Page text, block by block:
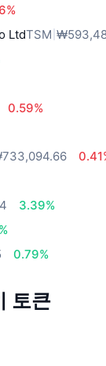
LtdTSM
0.59%
3.39%
0.79%
토큰